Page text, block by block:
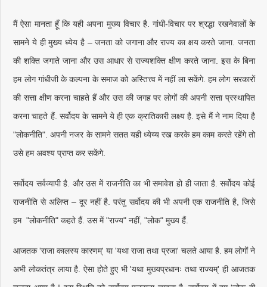
मैं ऐसा मानता हूँ कि यही अपना मुख्य विचार है. गांधी-विचार पर श्रद्धा रखनेवालों के
सामने ये ही मुख्य ध्येय है – जनता को जगाना और राज्य का क्षय करते जाना. जनता
की शक्ति जगाते जाना और उस आधार से राज्यशक्ति क्षीण करते जाना. इस के बिना
हम लोग गांधीजी के कल्पना के समाज को अस्तित्त्व में नहीं ला सकेंगे. हम लोग सरकारों
की सत्ता क्षीण करना चाहते हैं और उस की जगह पर लोगों की अपनी सत्ता प्रस्थापित
करना चाहते हैं. सर्वोदय के सामने ये ही एक क्रातिकारी लक्ष्य है. इसे मैं ने नाम दिया है
"लोकनीति". अपनी नजर के सामने सतत यही ध्येय्य रख करके हम काम करते रहेंगे तो
उसे हम अवश्य प्राप्त कर सकेंगे.
सर्वोदय सर्वव्यापी है. और उस में राजनीति का भी समावेश हो ही जाता है. सर्वोदय कोई
राजनीति से अलिप्त – दूर नहीं है. परंतु सर्वोदय की भी अपनी एक राजनीति है, जिसे
हम "लोकनीति" कहते हैं. उस में "राज्य" नहीं, "लोक" मुख्य हैं.
आजतक 'राजा कालस्य कारणम्' या 'यथा राजा तथा प्रजा' चलते आया है. हम लोगों ने
अभी लोकतंत्र लाया है. ऐसा होते हुए भी 'यथा मुख्यप्रधानः तथा राज्यम्' ही आजतक